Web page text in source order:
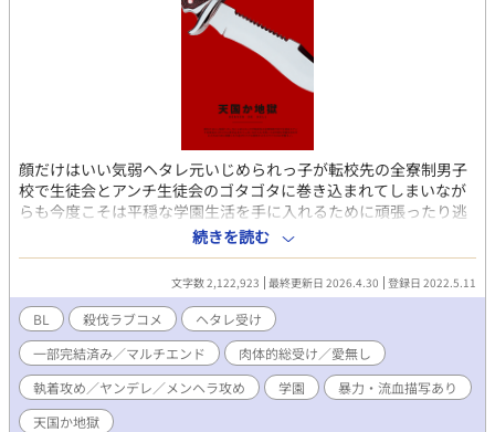
顔だけはいい気弱ヘタレ元いじめられっ子が転校先の全寮制男子
校で生徒会とアンチ生徒会のゴタゴタに巻き込まれてしまいなが
らも今度こそは平穏な学園生活を手に入れるために頑張ったり逃
げたりする殺伐ギスギスラブコメBL学園モノ。 登場人物が大体性
格に難あり。無理矢理描写、暴力描写ありなので基本なんでも許
せる方向けです。 本編は分岐点以降で展開が分かれるマルチエン
ドになります。 現在√α、√βの２本完結済み。 √ｃはのんびり更
新予定。
続きを読む
文字数 2,122,923 最終更新日 2026.4.30 登録日 2022.5.11
BL 殺伐ラブコメ
ヘタレ受け
一部完結済み／マルチエンド
肉体的総受け／愛無し
執着攻め／ヤンデレ／メンヘラ攻め
学園
暴力・流血描写あり
天国か地獄